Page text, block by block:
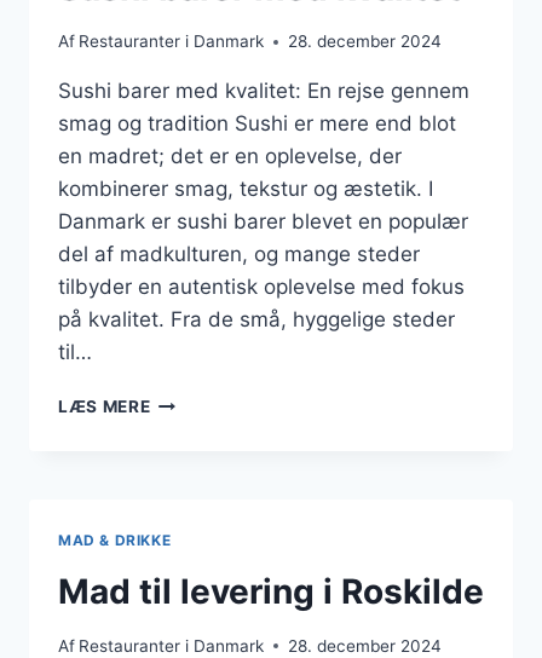
Af Restauranter i Danmark 28. december 2024
Sushi barer med kvalitet: En rejse gennem
smag og tradition Sushi er mere end blot
en madret; det er en oplevelse, der
kombinerer smag, tekstur og æstetik. I
Danmark er sushi barer blevet en populær
del af madkulturen, og mange steder
tilbyder en autentisk oplevelse med fokus
på kvalitet. Fra de små, hyggelige steder
til…
LÆS MERESUSHI
MAD & DRIKKE
Mad til levering i Roskilde
Af Restauranter i Danmark 28. december 2024